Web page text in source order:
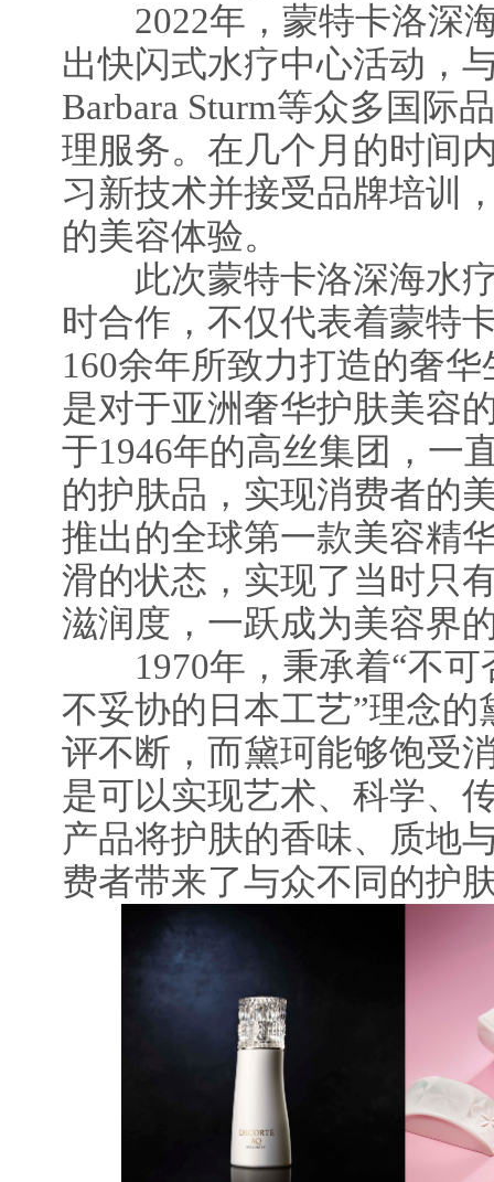
2022年，蒙特卡洛深
出快闪式水疗中心活动，
Barbara Sturm等众多国际
理服务。在几个月的时间
习新技术并接受品牌培训
的美容体验。
此次蒙特卡洛深海水疗
时合作，不仅代表着蒙特
160余年所致力打造的奢
是对于亚洲奢华护肤美容
于1946年的高丝集团，一
的护肤品，实现消费者的
推出的全球第一款美容精
滑的状态，实现了当时只
滋润度，一跃成为美容界
1970年，秉承着“不可
不妥协的日本工艺”理念
评不断，而黛珂能够饱受
是可以实现艺术、科学、
产品将护肤的香味、质地
费者带来了与众不同的护